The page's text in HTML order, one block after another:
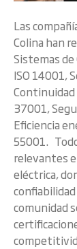
Las
Colina han
Sistemas
ISO 14001,
Continuidad
37001,
Eficiencia
55001.
relevantes
eléctrica,
comunidad